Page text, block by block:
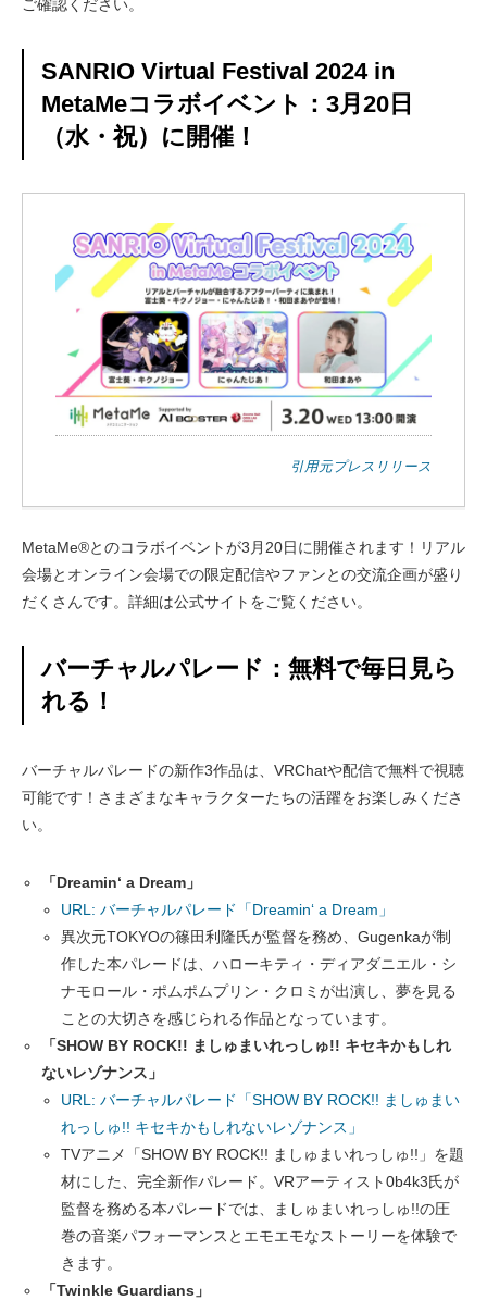
ご確認ください。
SANRIO Virtual Festival 2024 in
MetaMeコラボイベント：3月20日
（水・祝）に開催！
引用元プレスリリース
MetaMe®とのコラボイベントが3月20日に開催されます！リアル
会場とオンライン会場での限定配信やファンとの交流企画が盛り
だくさんです。詳細は公式サイトをご覧ください。
バーチャルパレード：無料で毎日見ら
れる！
バーチャルパレードの新作3作品は、VRChatや配信で無料で視聴
可能です！さまざまなキャラクターたちの活躍をお楽しみくださ
い。
「Dreamin‘ a Dream」
URL: バーチャルパレード「Dreamin‘ a Dream」
異次元TOKYOの篠田利隆氏が監督を務め、Gugenkaが制
作した本パレードは、ハローキティ・ディアダニエル・シ
ナモロール・ポムポムプリン・クロミが出演し、夢を見る
ことの大切さを感じられる作品となっています。
「SHOW BY ROCK!! ましゅまいれっしゅ!! キセキかもしれ
ないレゾナンス」
URL: バーチャルパレード「SHOW BY ROCK!! ましゅまい
れっしゅ!! キセキかもしれないレゾナンス」
TVアニメ「SHOW BY ROCK!! ましゅまいれっしゅ!!」を題
材にした、完全新作パレード。VRアーティスト0b4k3氏が
監督を務める本パレードでは、ましゅまいれっしゅ!!の圧
巻の音楽パフォーマンスとエモエモなストーリーを体験で
きます。
「Twinkle Guardians」